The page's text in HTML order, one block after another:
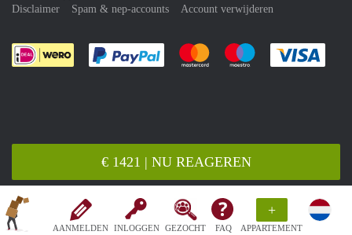
AANMELDEN INLOGGEN GEZOCHT FAQ
+
APPARTEMENT
€ 1421 | NU REAGEREN
Disclaimer
Spam & nep-accounts Account verwijderen
Je rekent gemakkelijk af met Paypal
Je rekent gemakkelijk af met
Je rekent